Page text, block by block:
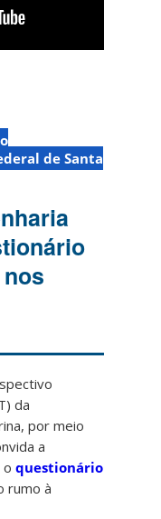
de Santa
da
por meio
a
oquestionário
rumo à